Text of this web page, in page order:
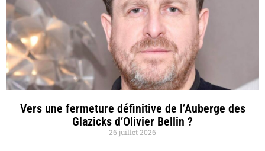
Vers une fermeture définitive de l’Auberge des
Glazicks d’Olivier Bellin ?
26 juillet 2026